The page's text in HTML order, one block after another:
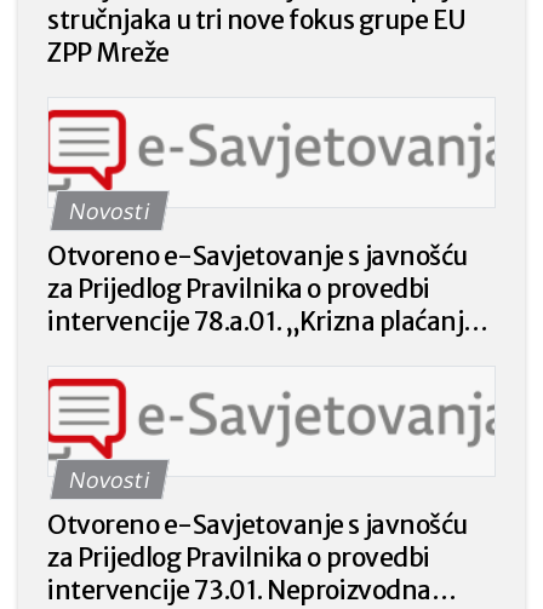
stručnjaka u tri nove fokus grupe EU
ZPP Mreže
Novosti
Otvoreno e-Savjetovanje s javnošću
za Prijedlog Pravilnika o provedbi
intervencije 78.a.01. „Krizna plaćanja
katastrofa, nepovoljnih klimatskih
prilika ili katastrofalnih događaja“ iz
Strateškog plana Zajedničke
poljoprivredne politike Republike
Hrvatske 2023. – 2027. godine.
Novosti
Otvoreno e-Savjetovanje s javnošću
za Prijedlog Pravilnika o provedbi
intervencije 73.01. Neproizvodna